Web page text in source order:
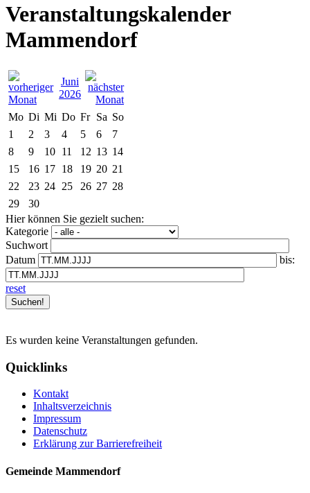
Veranstaltungskalender
Mammendorf
Juni
2026
Mo Di Mi Do Fr Sa So
1
2 3 4 5 6
7
8
9 10 11 12 13 14
15
16 17 18 19 20 21
22
23 24 25 26 27 28
29
30
Hier können Sie gezielt suchen:
Kategorie
Suchwort
Datum
bis:
reset
Es wurden keine Veranstaltungen gefunden.
Quicklinks
Kontakt
Inhaltsverzeichnis
Impressum
Datenschutz
Erklärung zur Barrierefreiheit
Gemeinde Mammendorf